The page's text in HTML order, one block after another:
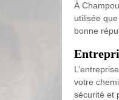
À
utilisée
bonne
votre
sécurité et